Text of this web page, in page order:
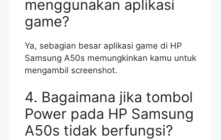
menggunakan aplikasi
game?
Ya, sebagian besar aplikasi game di HP
Samsung A50s memungkinkan kamu untuk
mengambil screenshot.
4. Bagaimana jika tombol
Power pada HP Samsung
A50s tidak berfungsi?